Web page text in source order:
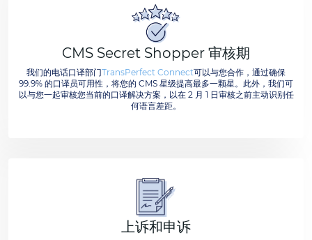
CMS Secret Shopper 审核期
我们的电话口译部门TransPerfect Connect可以与您合作，通过确保
99.9% 的口译员可用性，将您的 CMS 星级提高最多一颗星。此外，我们可
以与您一起审核您当前的口译解决方案，以在 2 月 1 日审核之前主动识别任
何语言差距。
上诉和申诉